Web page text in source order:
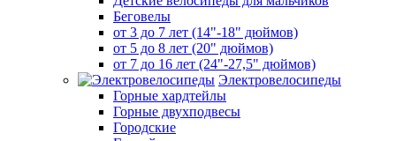
Беговелы
от 3 до 7 лет (14"-18" дюймов)
от 5 до 8 лет (20" дюймов)
от 7 до 16 лет (24"-27,5" дюймов)
Электровелосипеды
Горные хардтейлы
Горные двухподвесы
Городские